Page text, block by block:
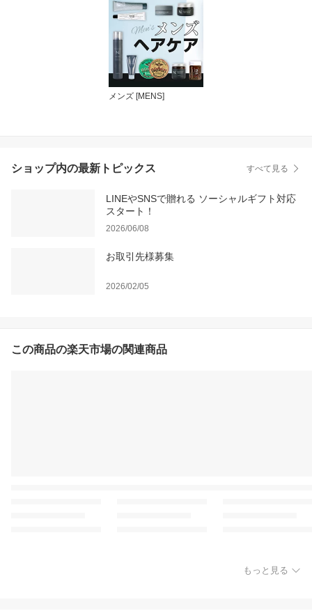
メンズ [MENS]
ショップ内の最新トピックス すべて見る
LINEやSNSで贈れる ソーシャルギフト対応
スタート！
2026/06/08
お取引先様募集
2026/02/05
この商品の楽天市場の関連商品
もっと見る